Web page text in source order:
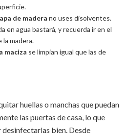
de madera no uses disolventes.
en agua bastará, y recuerda ir en el
la madera.
maciza se limpian igual que las de
huellas o manchas que puedan
las puertas de casa, lo que
bien. Desde